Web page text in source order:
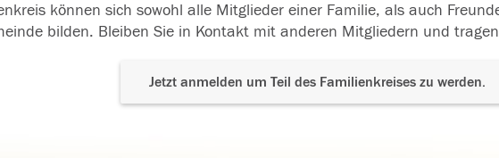
können sich sowohl alle Mitglieder einer Familie, als auch
bilden. Bleiben Sie in Kontakt mit anderen Mitgliedern und
Jetzt anmelden um Teil des Familienkreises zu werden.